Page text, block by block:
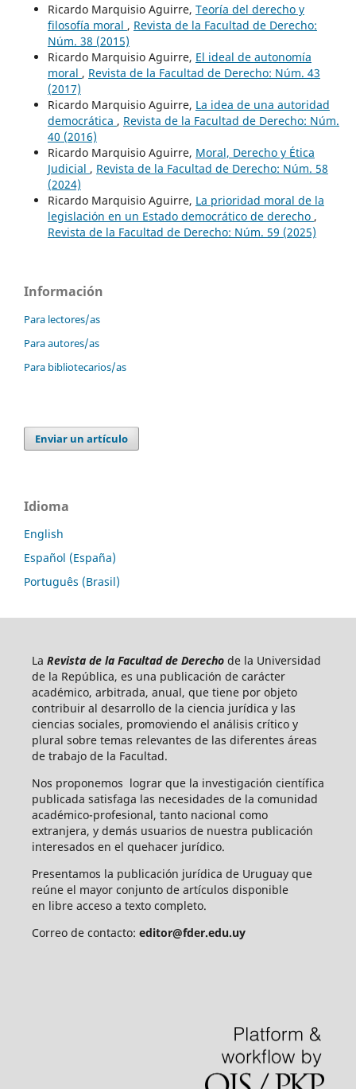
Ricardo Marquisio Aguirre, Teoría del derecho y
filosofía moral , Revista de la Facultad de Derecho:
Núm. 38 (2015)
Ricardo Marquisio Aguirre, El ideal de autonomía
moral , Revista de la Facultad de Derecho: Núm. 43
(2017)
Ricardo Marquisio Aguirre, La idea de una autoridad
democrática , Revista de la Facultad de Derecho: Núm.
40 (2016)
Ricardo Marquisio Aguirre, Moral, Derecho y Ética
Judicial , Revista de la Facultad de Derecho: Núm. 58
(2024)
Ricardo Marquisio Aguirre, La prioridad moral de la
legislación en un Estado democrático de derecho ,
Revista de la Facultad de Derecho: Núm. 59 (2025)
Información
Para lectores/as
Para autores/as
Para bibliotecarios/as
Enviar un artículo
Idioma
English
Español (España)
Português (Brasil)
La Revista de la Facultad de Derecho de la Universidad
de la República, es una publicación de carácter
académico, arbitrada, anual, que tiene por objeto
contribuir al desarrollo de la ciencia jurídica y las
ciencias sociales, promoviendo el análisis crítico y
plural sobre temas relevantes de las diferentes áreas
de trabajo de la Facultad.
Nos proponemos lograr que la investigación científica
publicada satisfaga las necesidades de la comunidad
académico-profesional, tanto nacional como
extranjera, y demás usuarios de nuestra publicación
interesados en el quehacer jurídico.
Presentamos la publicación jurídica de Uruguay que
reúne el mayor conjunto de artículos disponible
en libre acceso a texto completo.
Correo de contacto: editor@fder.edu.uy